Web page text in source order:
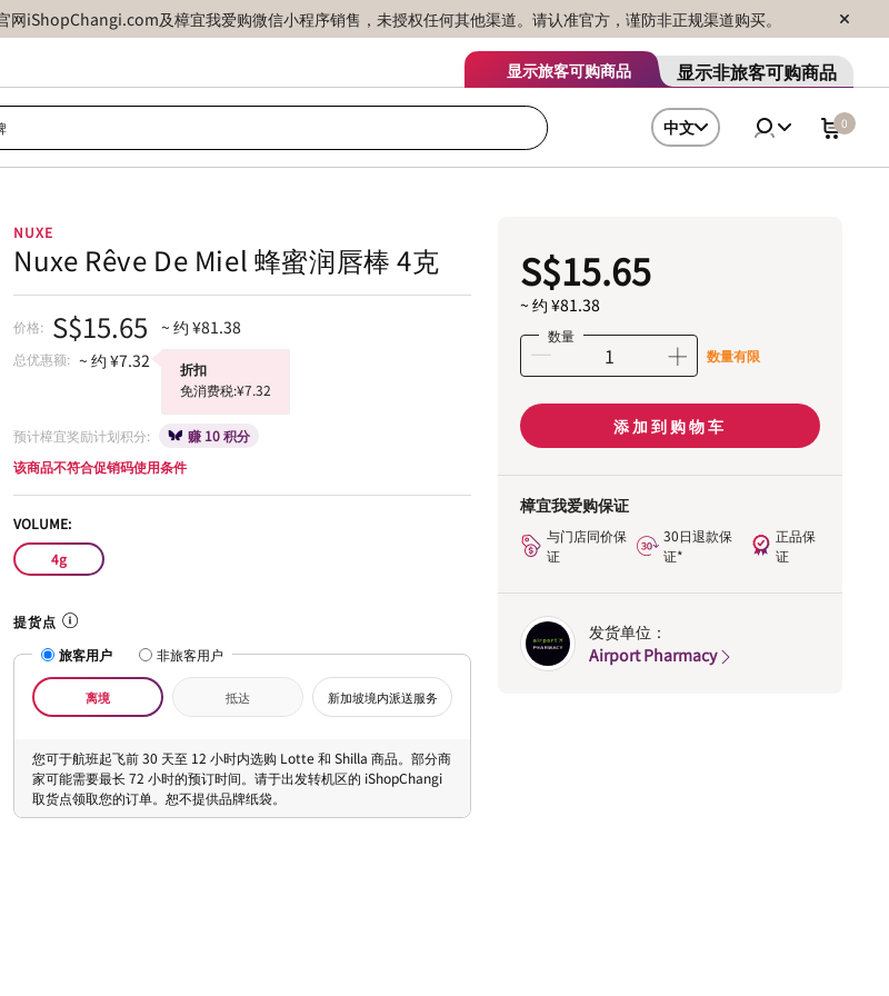
iShopChangi.com及樟宜我爱购微信小程序销售，未授权任何其他渠道。请认准官方，谨防非正规渠道购买。
显示旅客可购商品 显示非旅客可购商品
中文 0
NUXE
Nuxe Rêve De Miel 蜂蜜润唇棒 4克
价格: S$15.65 ~ 约 ¥81.38
总优惠额: ~ 约 ¥7.32
折扣
免消费税:¥7.32
预计樟宜奖励计划积分:
赚 10 积分
该商品不符合促销码使用条件
VOLUME:
4g
提货点
旅客用户
非旅客用户
离境 抵达 新加坡境内派送服务
您可于航班起飞前 30 天至 12 小时内选购 Lotte 和 Shilla 商品。部分商
家可能需要最长 72 小时的预订时间。请于出发转机区的 iShopChangi
取货点领取您的订单。恕不提供品牌纸袋。
S$15.65
~ 约 ¥81.38
数量
数量有限
添加到购物车
樟宜我爱购保证
与门店同价保
证
30日退款保
证*
正品保
证
发货单位：
Airport Pharmacy